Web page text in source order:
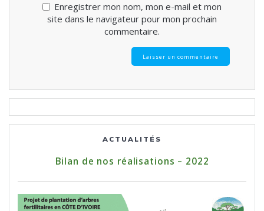
Enregistrer mon nom, mon e-mail et mon
site dans le navigateur pour mon prochain
commentaire.
ACTUALITÉS
Bilan de nos réalisations – 2022